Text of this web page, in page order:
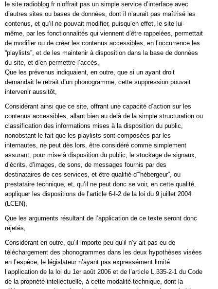
le site radioblog.fr n’offrait pas un simple service d’interface avec
d’autres sites ou bases de données, dont il n’aurait pas maîtrisé les
contenus, et qu’il ne pouvait modifier, puisqu’en effet, le site lui-
même, par les fonctionnalités qui viennent d’être rappelées, permettait
de modifier ou de créer les contenus accessibles, en l’occurrence les
“playlists”, et de les maintenir à disposition dans la base de données
du site, et d’en permettre l’accès,
Que les prévenus indiquaient, en outre, que si un ayant droit
demandait le retrait d’un phonogramme, cette suppression pouvait
intervenir aussitôt,
Considérant ainsi que ce site, offrant une capacité d’action sur les
contenus accessibles, allant bien au delà de la simple structuration ou
classification des informations mises à la disposition du public,
nonobstant le fait que les playlists sont composées par les
internautes, ne peut dès lors, être considéré comme simplement
assurant, pour mise à disposition du public, le stockage de signaux,
d’écrits, d’images, de sons, de messages fournis par des
destinataires de ces services, et être qualifié d”’hébergeur”, ou
prestataire technique, et, qu’il ne peut donc se voir, en cette qualité,
appliquer les dispositions de l’article 6-I-2 de la loi du 9 juillet 2004
(LCEN),
Que les arguments résultant de l’application de ce texte seront donc
rejetés,
Considérant en outre, qu’il importe peu qu’il n’y ait pas eu de
téléchargement des phonogrammes dans les deux hypothèses visées
en l’espèce, le législateur n’ayant pas expressément limité
l’application de la loi du 1er août 2006 et de l’article L.335-2-1 du Code
de la propriété intellectuelle, à cette modalité technique, dont la